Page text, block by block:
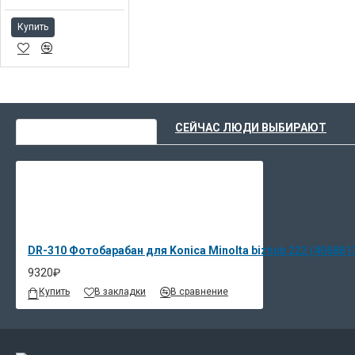
Купить
СЕЙЧАС ЛЮДИ ВЫБИРАЮТ
DR-310 Фотобарабан для Konica Minolta bizhub 222
9320₽
Купить В закладки В сравнение